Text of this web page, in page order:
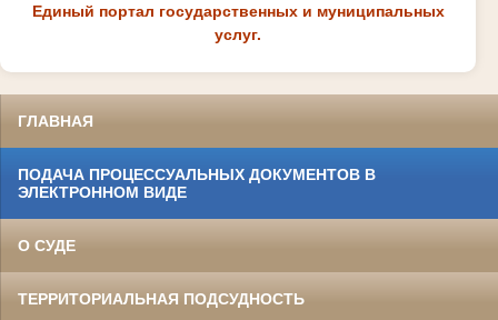
Единый портал государственных и муниципальных
услуг.
ГЛАВНАЯ
ПОДАЧА ПРОЦЕССУАЛЬНЫХ ДОКУМЕНТОВ В
ЭЛЕКТРОННОМ ВИДЕ
О СУДЕ
ТЕРРИТОРИАЛЬНАЯ ПОДСУДНОСТЬ